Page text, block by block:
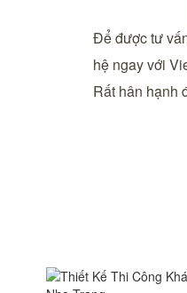
Để được tư
hệ ngay với
Rất hân hạnh